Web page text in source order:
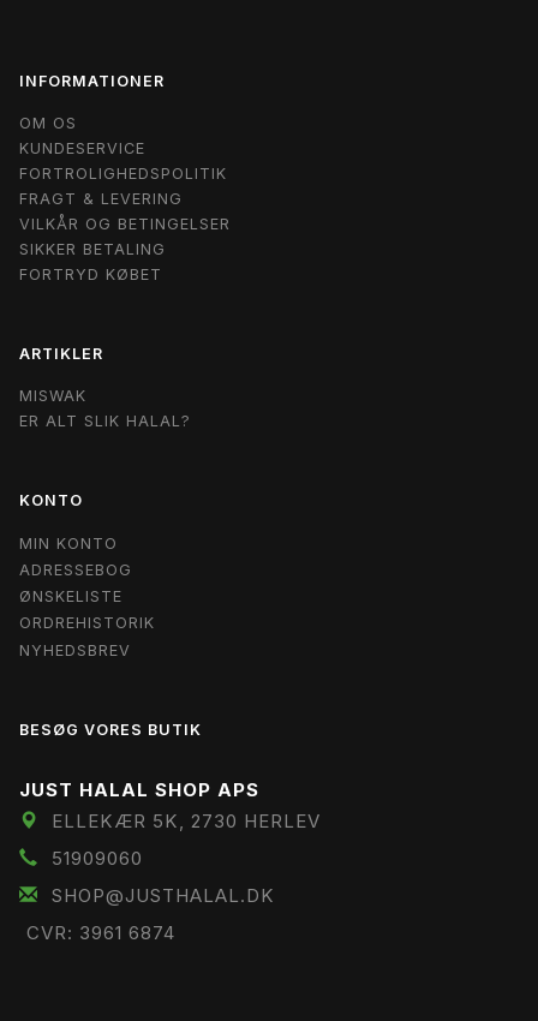
INFORMATIONER
OM OS
KUNDESERVICE
FORTROLIGHEDSPOLITIK
FRAGT & LEVERING
VILKÅR OG BETINGELSER
SIKKER BETALING
FORTRYD KØBET
ARTIKLER
MISWAK
ER ALT SLIK HALAL?
KONTO
MIN KONTO
ADRESSEBOG
ØNSKELISTE
ORDREHISTORIK
NYHEDSBREV
BESØG VORES BUTIK
JUST HALAL SHOP APS
ELLEKÆR 5K, 2730 HERLEV
51909060
SHOP@JUSTHALAL.DK
CVR: 3961 6874